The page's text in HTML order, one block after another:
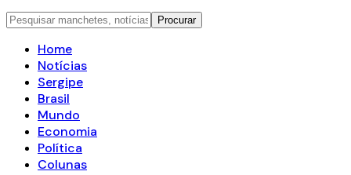
Home
Notícias
Sergipe
Brasil
Mundo
Economia
Política
Colunas